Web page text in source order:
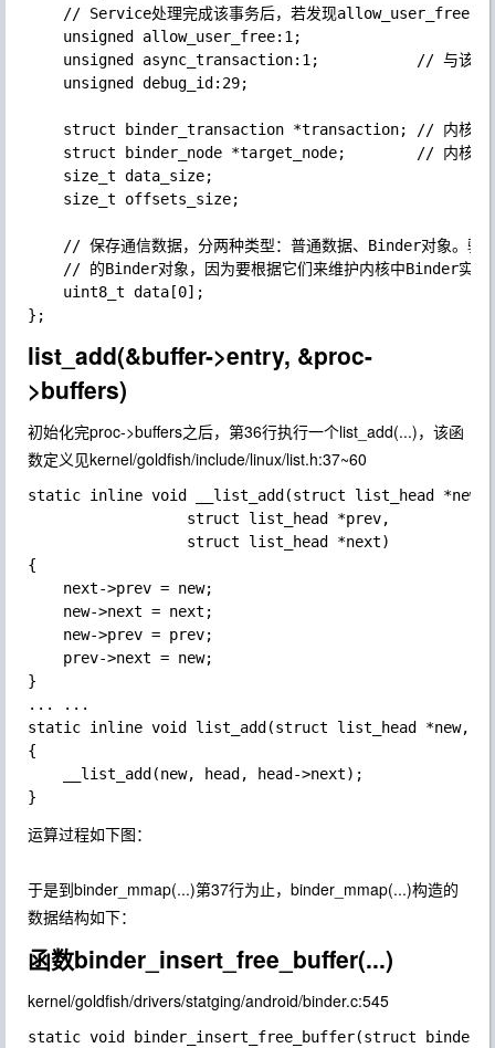
// Service处理完成该事务后，若发现allow_user_free为1
    unsigned allow_user_free:1;
unsigned async_transaction:1;           // 与该内
    unsigned debug_id:29;
struct binder_transaction *transaction; // 内核缓
struct binder_node *target_node;        // 内核缓
    size_t data_size;
    size_t offsets_size;
// 保存通信数据，分两种类型：普通数据、Binder对象。驱
// 的Binder对象，因为要根据它们来维护内核中Binder实
    uint8_t data[0];
list_add(&buffer->entry, &proc-
>buffers)
初始化完proc->buffers之后，第36行执行一个list_add(...)，该函
数定义见kernel/goldfish/include/linux/list.h:37~60
static inline void __list_add(struct list_head *new,
                  struct list_head *prev,
                  struct list_head *next)
{
    next->prev = new;
    new->next = next;
    new->prev = prev;
    prev->next = new;
}
... ...
static inline void list_add(struct list_head *new,
{
    __list_add(new, head, head->next);
运算过程如下图：
于是到binder_mmap(...)第37行为止，binder_mmap(...)构造的
数据结构如下：
函数binder_insert_free_buffer(...)
kernel/goldfish/drivers/statging/android/binder.c:545
static void binder_insert_free_buffer(struct